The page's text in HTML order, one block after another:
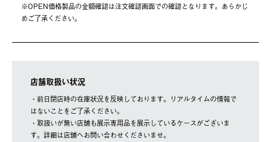
※OPEN価格製品の⾦額確認は注⽂確認画⾯での確認となります。あらかじ
めご了承ください。
店舗取扱い状況
・前日閉店時の在庫状況を反映しております。リアルタイムの情報で
はないことをご了承ください。
・取扱いが無い店舗も展示専用品を展示しているケースがございま
す。詳細は店舗へお問い合わせくださいませ。